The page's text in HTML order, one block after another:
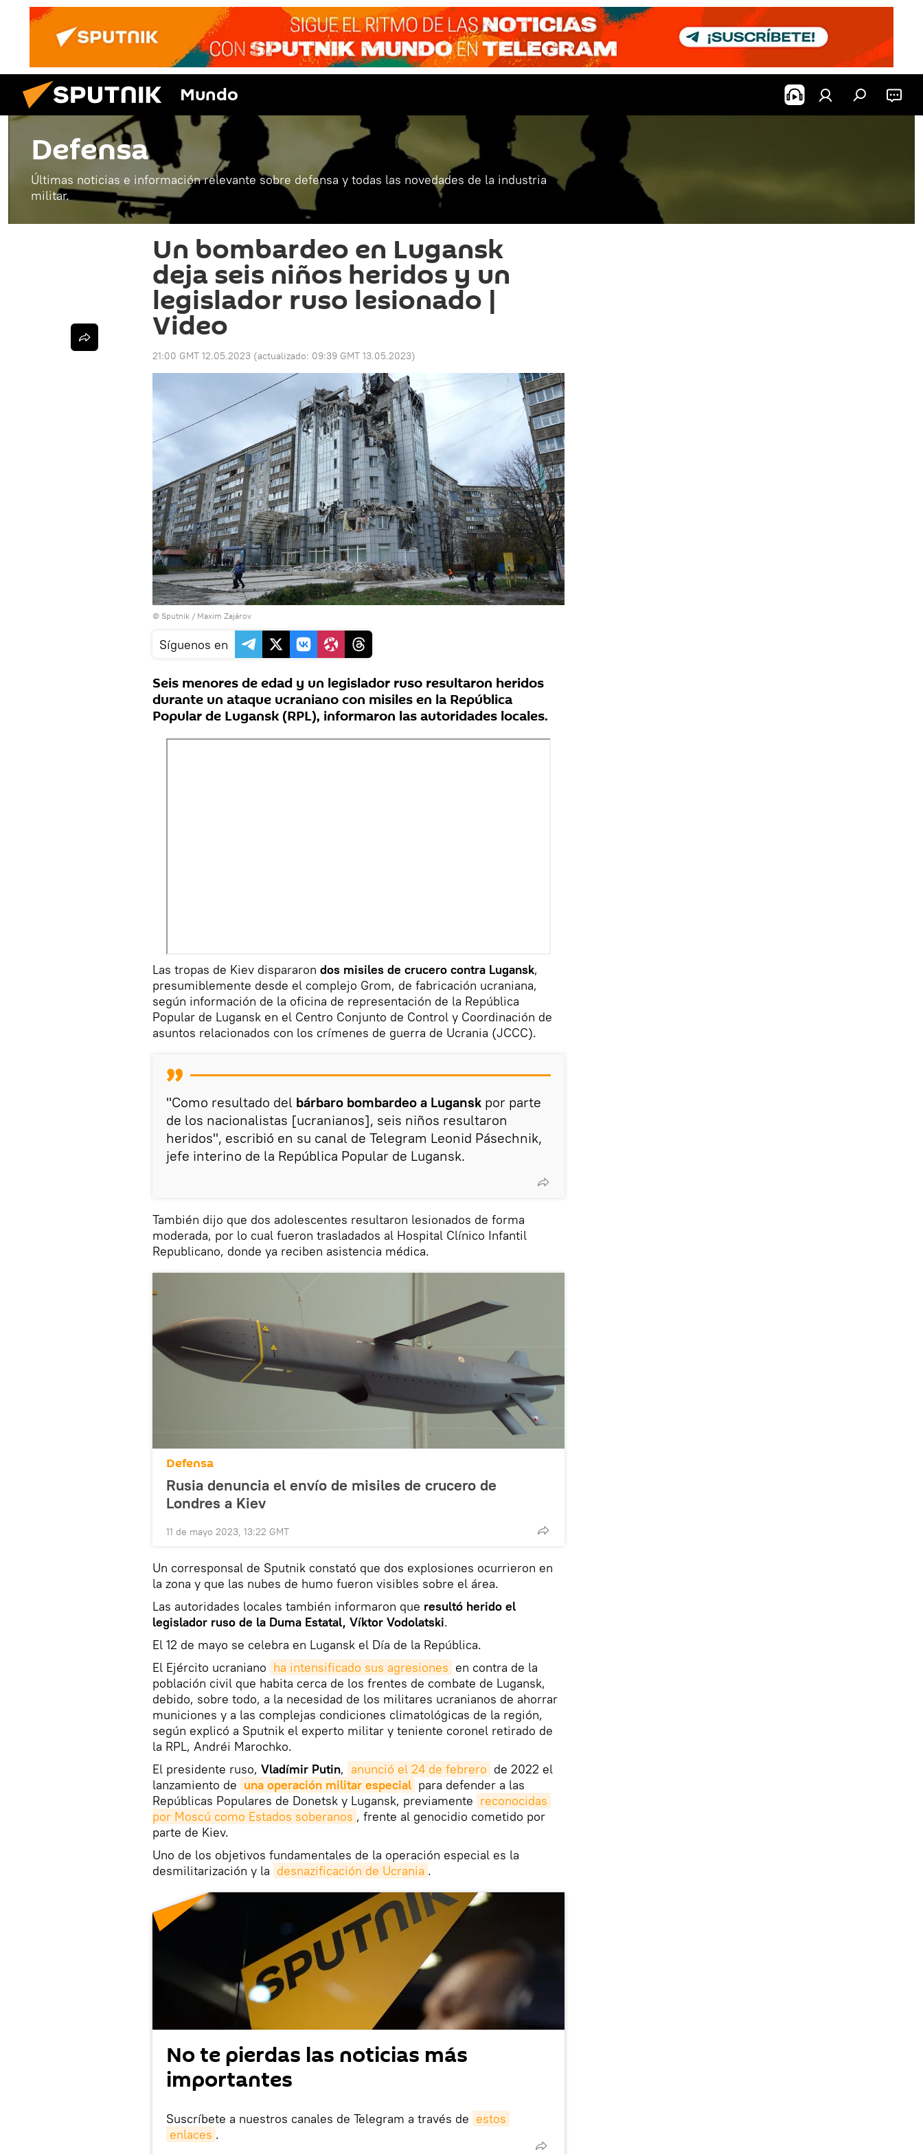
Mundo
Defensa
Últimas noticias e información relevante sobre defensa y todas las novedades de la industria
militar.
Un bombardeo en Lugansk
deja seis niños heridos y un
legislador ruso lesionado |
Video
21:00 GMT 12.05.2023 (actualizado: 09:39 GMT 13.05.2023)
© Sputnik / Maxim Zajárov
Síguenos en
Seis menores de edad y un legislador ruso resultaron heridos
durante un ataque ucraniano con misiles en la República
Popular de Lugansk (RPL), informaron las autoridades locales.
Las tropas de Kiev dispararon dos misiles de crucero contra Lugansk,
presumiblemente desde el complejo Grom, de fabricación ucraniana,
según información de la oficina de representación de la República
Popular de Lugansk en el Centro Conjunto de Control y Coordinación de
asuntos relacionados con los crímenes de guerra de Ucrania (JCCC).
"Como resultado del bárbaro bombardeo a Lugansk por parte
de los nacionalistas [ucranianos], seis niños resultaron
heridos", escribió en su canal de Telegram Leonid Pásechnik,
jefe interino de la República Popular de Lugansk.
También dijo que dos adolescentes resultaron lesionados de forma
moderada, por lo cual fueron trasladados al Hospital Clínico Infantil
Republicano, donde ya reciben asistencia médica.
Defensa
Rusia denuncia el envío de misiles de crucero de
Londres a Kiev
11 de mayo 2023, 13:22 GMT
Un corresponsal de Sputnik constató que dos explosiones ocurrieron en
la zona y que las nubes de humo fueron visibles sobre el área.
Las autoridades locales también informaron que resultó herido el
legislador ruso de la Duma Estatal, Víktor Vodolatski.
El 12 de mayo se celebra en Lugansk el Día de la República.
El Ejército ucraniano ha intensificado sus agresiones en contra de la
población civil que habita cerca de los frentes de combate de Lugansk,
debido, sobre todo, a la necesidad de los militares ucranianos de ahorrar
municiones y a las complejas condiciones climatológicas de la región,
según explicó a Sputnik el experto militar y teniente coronel retirado de
la RPL, Andréi Marochko.
El presidente ruso, Vladímir Putin, anunció el 24 de febrero de 2022 el
lanzamiento de una operación militar especial para defender a las
Repúblicas Populares de Donetsk y Lugansk, previamente reconocidas
por Moscú como Estados soberanos , frente al genocidio cometido por
parte de Kiev.
Uno de los objetivos fundamentales de la operación especial es la
desmilitarización y la desnazificación de Ucrania .
No te pierdas las noticias más
importantes
Suscríbete a nuestros canales de Telegram a través de estos
enlaces .